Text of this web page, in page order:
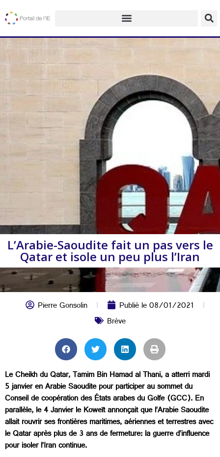
L’Arabie-Saoudite fait un pas vers le
Qatar et isole un peu plus l’Iran
Pierre Gonsolin Publié le08/01/2021
Brève
Le Cheikh du Qatar, Tamim Bin Hamad al Thani, a atterri mardi
5 janvier en Arabie Saoudite pour participer au sommet du
Conseil de coopération des États arabes du Golfe (GCC). En
parallèle, le 4 Janvier le Koweït annonçait que l’Arabie Saoudite
allait rouvrir ses frontières maritimes, aériennes et terrestres avec
le Qatar après plus de 3 ans de fermeture: la guerre d’influence
pour isoler l’Iran continue.